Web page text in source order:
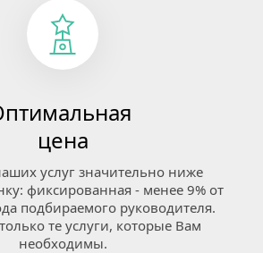
цена
услуг значительно ниже
фиксированная - менее 9% от
подбираемого руководителя.
те услуги, которые Вам
необходимы.